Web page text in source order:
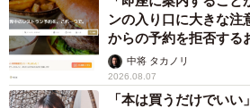
ンの入り口に大きな
からの予約を拒否する
中将 タカノリ
2026.08.07
「本は買うだけでい